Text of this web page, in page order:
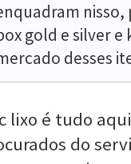
gold e silver
desses
lixo é tudo
do